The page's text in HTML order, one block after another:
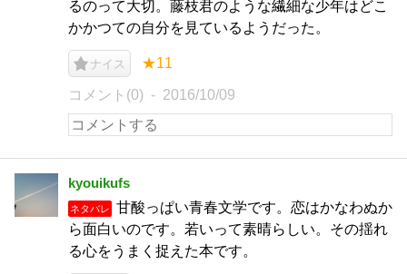
るのって大切。藤枝君のような繊細な少年はどこ
かかつての自分を見ているようだった。
ナイス ★11
コメント(0) 2016/10/09
kyouikufs
ネタバレ
甘酸っぱい青春文学です。恋はかなわぬか
ら面白いのです。若いって素晴らしい。その揺れ
る心をうまく捉えた本です。